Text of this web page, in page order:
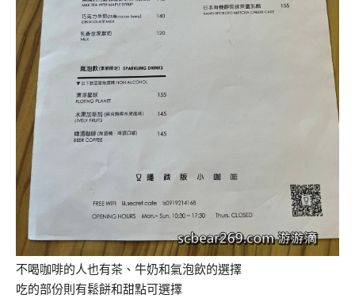
不喝咖啡的人也有茶、牛奶和氣泡飲的選擇
吃的部份則有鬆餅和甜點可選擇